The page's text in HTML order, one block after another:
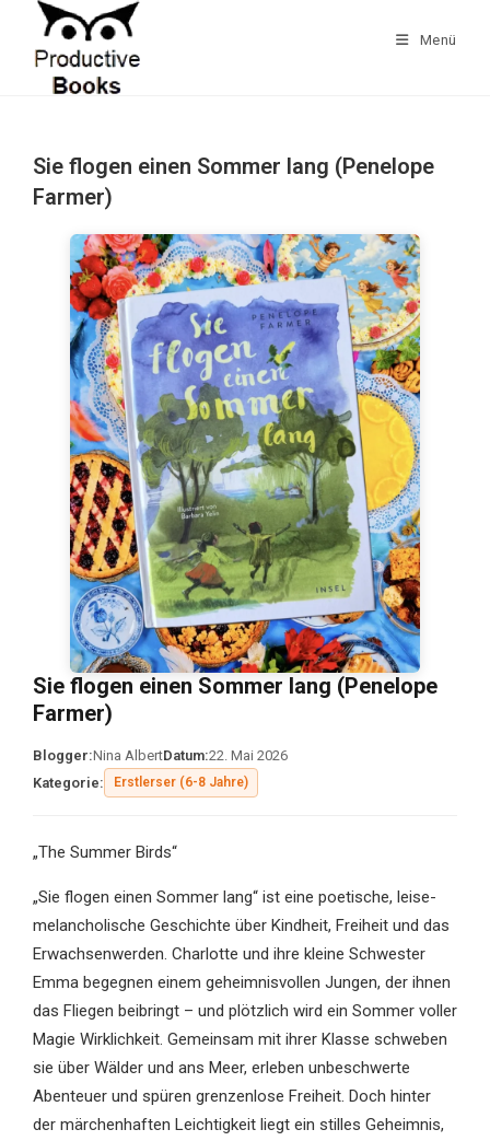
springen
Menü
Sie flogen einen Sommer lang (Penelope
Farmer)
Sie flogen einen Sommer lang (Penelope
Farmer)
Blogger:Nina AlbertDatum:22. Mai 2026
Kategorie:
Erstlerser (6-8 Jahre)
„The Summer Birds“
„Sie flogen einen Sommer lang“ ist eine poetische, leise-
melancholische Geschichte über Kindheit, Freiheit und das
Erwachsenwerden. Charlotte und ihre kleine Schwester
Emma begegnen einem geheimnisvollen Jungen, der ihnen
das Fliegen beibringt – und plötzlich wird ein Sommer voller
Magie Wirklichkeit. Gemeinsam mit ihrer Klasse schweben
sie über Wälder und ans Meer, erleben unbeschwerte
Abenteuer und spüren grenzenlose Freiheit. Doch hinter
der märchenhaften Leichtigkeit liegt ein stilles Geheimnis,